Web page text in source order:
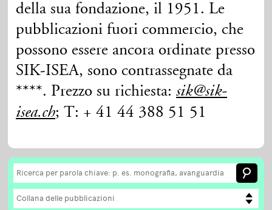
della sua fondazione, il 1951. Le
pubblicazioni fuori commercio, che
possono essere ancora ordinate presso
SIK-ISEA, sono contrassegnate da
****. Prezzo su richiesta:sik@sik-
isea.ch; T: + 41 44 388 51 51
Collana delle pubblicazioni